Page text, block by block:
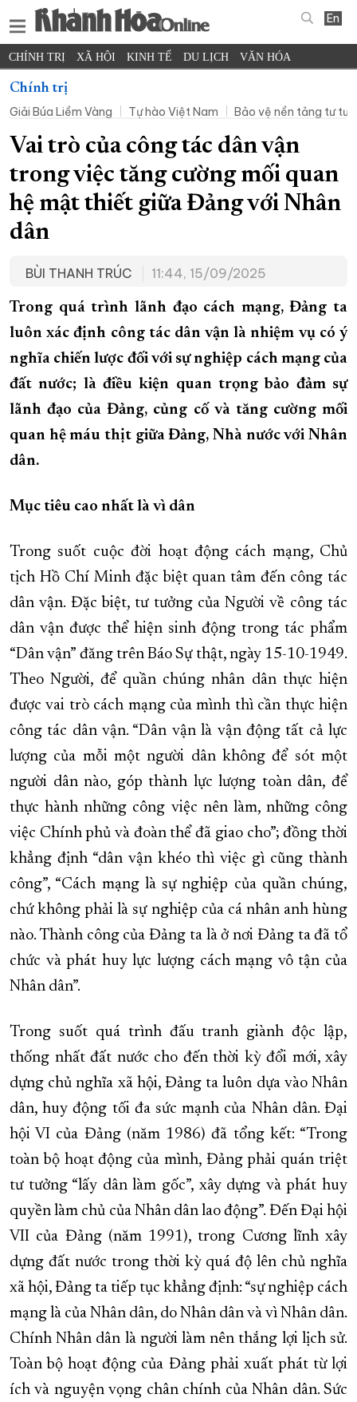
En
CHÍNH TRỊ XÃ HỘI KINH TẾ DU LỊCH VĂN HÓA
THỂ THAO
KHOA HỌC - CÔNG NGHỆ PHÁP LUẬT BẠN ĐỌC PHÓNG SỰ
THẾ GIỚI MULTIMEDIA VIDEO ĐỌC BÁO ONLINE
PODCAST THÔNG TIN - QUẢNG CÁO
QUY HOẠCH TỈNH KHÁNH HÒA
TRƯỜNG SA BIỂN ĐẢO QUÊ HƯƠNG
XÂY DỰNG NÔNG THÔN MỚI LỊCH CẮT ĐIỆN
TÀU - XE - MÁY BAY
KỶ NIỆM 370 NĂM XÂY DỰNG VÀ PHÁT TRIỂN TỈNH KHÁNH HÒA
KHOẢNH KHẮC ĐẸP XỨ TRẦM
XÂY DỰNG KHÁNH HÒA TRỞ THÀNH THÀNH PHỐ TRỰC THUỘC
ĐẠI HỘI ĐẢNG CÁC CẤP TRANG CHỦ VỀ BÁO KHÁNH HÒA
Chính trị
Giải Búa Liềm Vàng
Tự hào Việt Nam Bảo vệ nền tảng tư
Vai trò của công tác dân vận
trong việc tăng cường mối quan
hệ mật thiết giữa Đảng với Nhân
dân
BÙI THANH TRÚC 11:44, 15/09/2025
Trong quá trình lãnh đạo cách mạng, Đảng ta
luôn xác định công tác dân vận là nhiệm vụ có ý
nghĩa chiến lược đối với sự nghiệp cách mạng của
đất nước; là điều kiện quan trọng bảo đảm sự
lãnh đạo của Đảng, củng cố và tăng cường mối
quan hệ máu thịt giữa Đảng, Nhà nước với Nhân
dân.
Mục tiêu cao nhất là vì dân
Trong suốt cuộc đời hoạt động cách mạng, Chủ
tịch Hồ Chí Minh đặc biệt quan tâm đến công tác
dân vận. Đặc biệt, tư tưởng của Người về công tác
dân vận được thể hiện sinh động trong tác phẩm
“Dân vận” đăng trên Báo Sự thật, ngày 15-10-1949.
Theo Người, để quần chúng nhân dân thực hiện
được vai trò cách mạng của mình thì cần thực hiện
công tác dân vận. “Dân vận là vận động tất cả lực
lượng của mỗi một người dân không để sót một
người dân nào, góp thành lực lượng toàn dân, để
thực hành những công việc nên làm, những công
việc Chính phủ và đoàn thể đã giao cho”; đồng thời
khẳng định “dân vận khéo thì việc gì cũng thành
công”, “Cách mạng là sự nghiệp của quần chúng,
chứ không phải là sự nghiệp của cá nhân anh hùng
nào. Thành công của Đảng ta là ở nơi Đảng ta đã tổ
chức và phát huy lực lượng cách mạng vô tận của
Nhân dân”.
Trong suốt quá trình đấu tranh giành độc lập,
thống nhất đất nước cho đến thời kỳ đổi mới, xây
dựng chủ nghĩa xã hội, Đảng ta luôn dựa vào Nhân
dân, huy động tối đa sức mạnh của Nhân dân. Đại
hội VI của Đảng (năm 1986) đã tổng kết: “Trong
toàn bộ hoạt động của mình, Đảng phải quán triệt
tư tưởng “lấy dân làm gốc”, xây dựng và phát huy
quyền làm chủ của Nhân dân lao động”. Đến Đại hội
VII của Đảng (năm 1991), trong Cương lĩnh xây
dựng đất nước trong thời kỳ quá độ lên chủ nghĩa
xã hội, Đảng ta tiếp tục khẳng định: “sự nghiệp cách
mạng là của Nhân dân, do Nhân dân và vì Nhân dân.
Chính Nhân dân là người làm nên thắng lợi lịch sử.
Toàn bộ hoạt động của Đảng phải xuất phát từ lợi
ích và nguyện vọng chân chính của Nhân dân. Sức